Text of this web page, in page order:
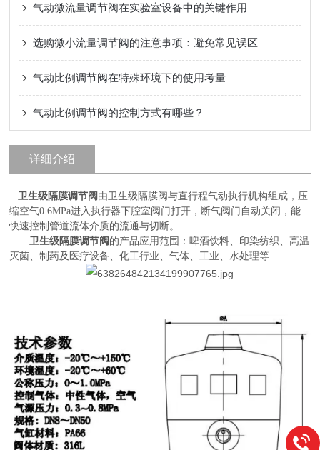
气动微流量调节阀在实验室设备中的关键作用
选购微小流量调节阀的注意事项：避免常见误区
气动比例调节阀在特殊环境下的使用考量
气动比例调节阀的控制方式有哪些？
详细介绍
卫生级隔膜调节阀 由卫生级隔膜阀与直行程气动执行机构组成，压
缩空气0.6MPa进入执行器下腔室阀门打开，断气阀门自动关闭，能
快速控制管道流体介质的流通与切断。
卫生级隔膜调节阀 的产品应用范围：啤酒饮料、印染纺织、高温
灭菌、制药及医疗设备、化工行业、气体、工业、水处理等